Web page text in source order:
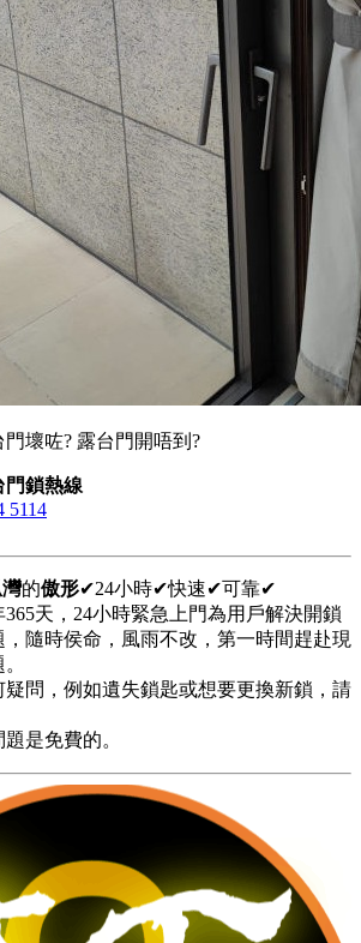
門壞咗? 露台門開唔到?
門鎖熱線
5114
的傲形✔24小時✔快速✔可靠✔
天，24小時緊急上門為用戶解決開鎖
隨時侯命，風雨不改，第一時間趕赴現
問，例如遺失鎖匙或想要更換新鎖，請
是免費的。